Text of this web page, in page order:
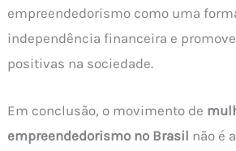
empreendedorismo como uma
independência financeira e
positivas na sociedade.
Em conclusão, o movimento de
empreendedorismo no Brasil não é